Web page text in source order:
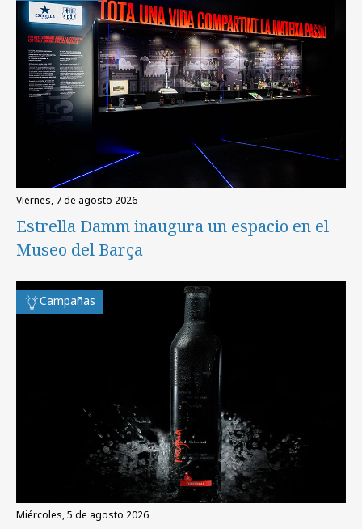
viernes, 7 de agosto 2026
Estrella Damm inaugura un espacio en el
Museo del Barça
Campañas
miércoles, 5 de agosto 2026